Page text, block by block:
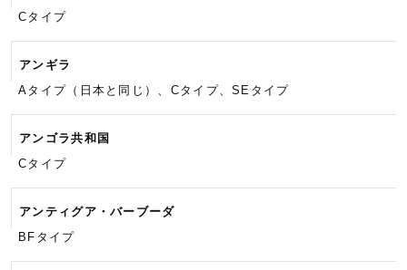
Cタイプ
アンギラ
Aタイプ（日本と同じ）、Cタイプ、SEタイプ
アンゴラ共和国
Cタイプ
アンティグア・バーブーダ
BFタイプ